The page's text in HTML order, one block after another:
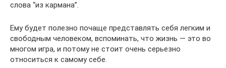
слова “из кармана”.
Ему будет полезно почаще представлять себя легким и
свободным человеком, вспоминать, что жизнь — это во
многом игра, и потому не стоит очень серьезно
относиться к самому себе.